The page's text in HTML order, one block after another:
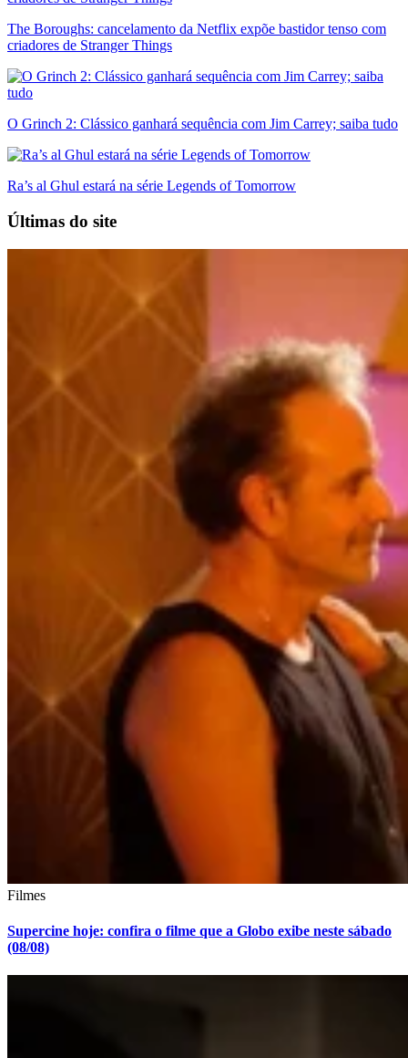
The Boroughs: cancelamento da Netflix expõe bastidor tenso com
criadores de Stranger Things
O Grinch 2: Clássico ganhará sequência com Jim Carrey; saiba tudo
Ra’s al Ghul estará na série Legends of Tomorrow
Últimas do site
Filmes
Supercine hoje: confira o filme que a Globo exibe neste sábado
(08/08)